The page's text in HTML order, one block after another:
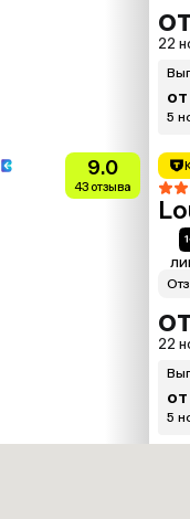
22
5
9.0
43 отзыва
22
5